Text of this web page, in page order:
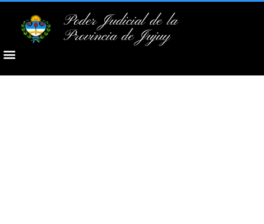
Poder Judicial de la
Provincia de Jujuy